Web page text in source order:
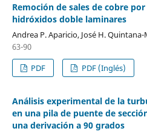
Remoción de sales de cobre
hidróxidos doble laminares
Andrea P. Aparicio, José H. Quintana-
63-90
PDF
PDF (Inglés)
Análisis experimental de la
en una pila de puente de
una derivación a 90 grados